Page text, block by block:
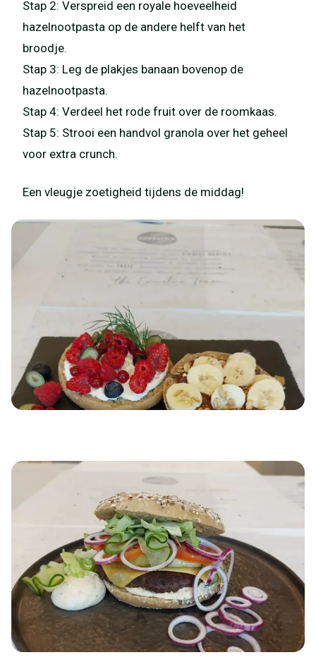
Stap 2: Verspreid een royale hoeveelheid
hazelnootpasta op de andere helft van het
broodje.
Stap 3: Leg de plakjes banaan bovenop de
hazelnootpasta.
Stap 4: Verdeel het rode fruit over de roomkaas.
Stap 5: Strooi een handvol granola over het geheel
voor extra crunch.
Een vleugje zoetigheid tijdens de middag!